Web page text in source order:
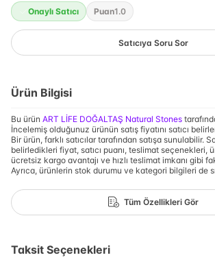
Onaylı Satıcı Puan1.0
Satıcıya Soru Sor
Ürün Bilgisi
Bu ürün ART LİFE DOĞALTAŞ Natural Stones
İncelemiş olduğunuz ürünün satış fiyatını satıcı
Bir ürün, farklı satıcılar tarafından satışa sunulabilir.
belirledikleri fiyat, satıcı puanı, teslimat seçenekleri,
ücretsiz kargo avantajı ve hızlı teslimat imkanı gibi
Ayrıca, ürünlerin stok durumu ve kategori bilgileri de
Tüm Özellikleri Gör
Taksit Seçenekleri